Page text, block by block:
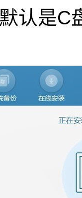
认是C